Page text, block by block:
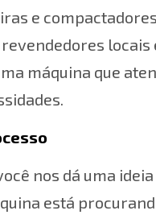
e
locais
máquina que
nos dá uma ideia
está